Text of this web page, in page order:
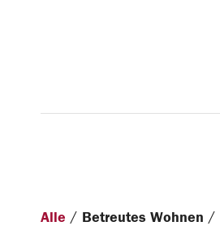
Alle / Betreutes Wohnen /